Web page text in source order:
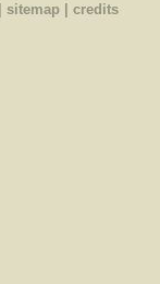
sitemap| credits